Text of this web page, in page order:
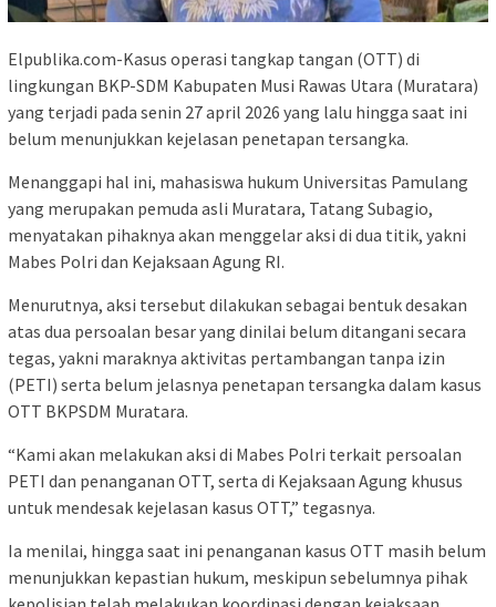
Elpublika.com-Kasus operasi tangkap tangan (OTT) di
lingkungan BKP-SDM Kabupaten Musi Rawas Utara (Muratara)
yang terjadi pada senin 27 april 2026 yang lalu hingga saat ini
belum menunjukkan kejelasan penetapan tersangka.
Menanggapi hal ini, mahasiswa hukum Universitas Pamulang
yang merupakan pemuda asli Muratara, Tatang Subagio,
menyatakan pihaknya akan menggelar aksi di dua titik, yakni
Mabes Polri dan Kejaksaan Agung RI.
Menurutnya, aksi tersebut dilakukan sebagai bentuk desakan
atas dua persoalan besar yang dinilai belum ditangani secara
tegas, yakni maraknya aktivitas pertambangan tanpa izin
(PETI) serta belum jelasnya penetapan tersangka dalam kasus
OTT BKPSDM Muratara.
“Kami akan melakukan aksi di Mabes Polri terkait persoalan
PETI dan penanganan OTT, serta di Kejaksaan Agung khusus
untuk mendesak kejelasan kasus OTT,” tegasnya.
Ia menilai, hingga saat ini penanganan kasus OTT masih belum
menunjukkan kepastian hukum, meskipun sebelumnya pihak